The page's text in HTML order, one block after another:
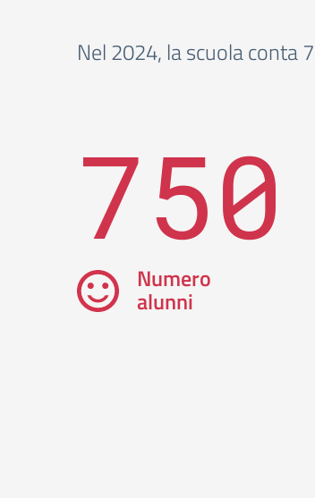
Nel 2024, la scuola conta
750
Numero
alunni